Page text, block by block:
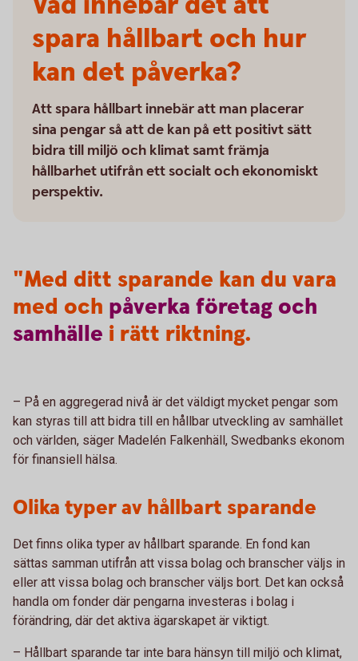
spara hållbart och hur
kan det påverka?
Att spara hållbart innebär att man placerar
sina pengar så att de kan på ett positivt sätt
bidra till miljö och klimat samt främja
hållbarhet utifrån ett socialt och ekonomiskt
perspektiv.
"Med ditt sparande kan du vara
med och påverka företag och
samhälle i rätt riktning.
– På en aggregerad nivå är det väldigt mycket pengar som
kan styras till att bidra till en hållbar utveckling av samhället
och världen, säger Madelén Falkenhäll, Swedbanks ekonom
för finansiell hälsa.
Olika typer av hållbart sparande
Det finns olika typer av hållbart sparande. En fond kan
sättas samman utifrån att vissa bolag och branscher väljs in
eller att vissa bolag och branscher väljs bort. Det kan också
handla om fonder där pengarna investeras i bolag i
förändring, där det aktiva ägarskapet är viktigt.
– Hållbart sparande tar inte bara hänsyn till miljö och klimat,